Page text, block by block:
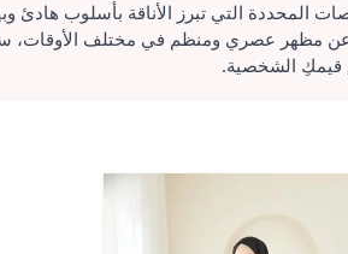
المحددة التي تبرز الأناقة بأسلوب هادئ
عن مظهر عصري ومنظم في مختلف الأوقات،
قيمكِ الشخصية.